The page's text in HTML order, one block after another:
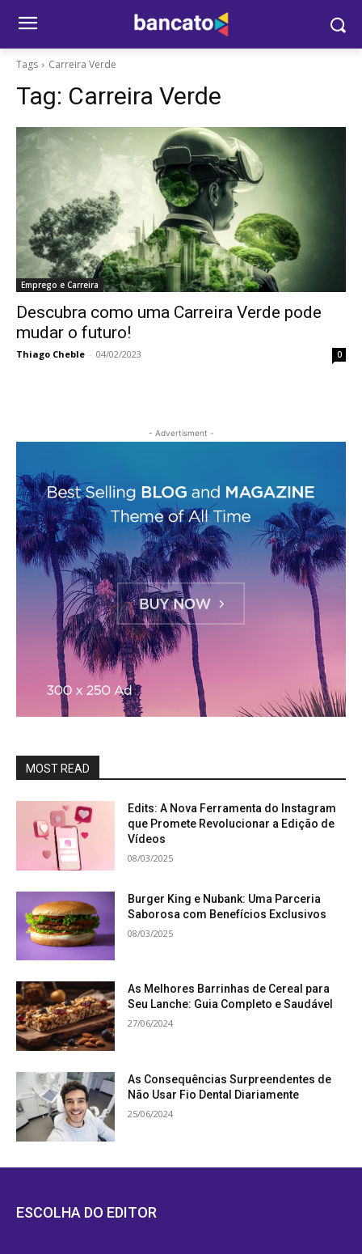
Tags Carreira Verde
Tag: Carreira Verde
Emprego e Carreira
Descubra como uma Carreira Verde pode
mudar o futuro!
Thiago Cheble - 04/02/2023 0
- Advertisment -
MOST READ
Edits: A Nova Ferramenta do Instagram
que Promete Revolucionar a Edição de
Vídeos
08/03/2025
Burger King e Nubank: Uma Parceria
Saborosa com Benefícios Exclusivos
08/03/2025
As Melhores Barrinhas de Cereal para
Seu Lanche: Guia Completo e Saudável
27/06/2024
As Consequências Surpreendentes de
Não Usar Fio Dental Diariamente
25/06/2024
ESCOLHA DO EDITOR